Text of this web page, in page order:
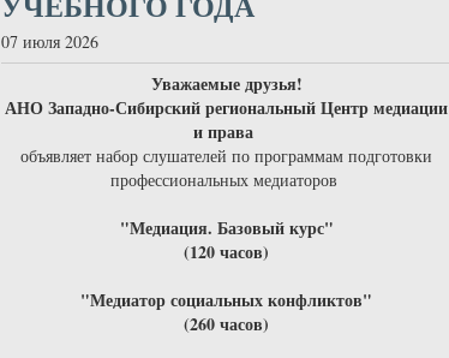
07 июля 2026
Уважаемые друзья!
АНО Западно-Сибирский региональный Центр медиации
и права
объявляет набор слушателей по программам подготовки
профессиональных медиаторов
"Медиация. Базовый курс"
(120 часов)
"Медиатор социальных конфликтов"
(260 часов)